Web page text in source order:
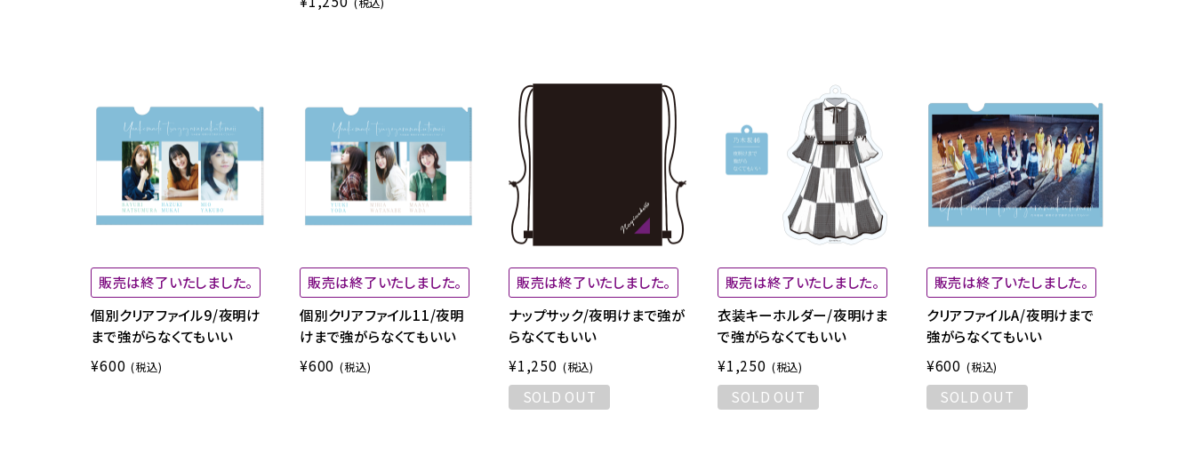
販売は終了いたしました。
個別クリアファイル9/夜明け
まで強がらなくてもいい
¥600 (税込)
販売は終了いたしました。
個別クリアファイル11/夜明
けまで強がらなくてもいい
¥600 (税込)
販売は終了いたしました。
ナップサック/夜明けまで強が
らなくてもいい
¥1,250 (税込)
SOLD OUT
販売は終了いたしました。
衣装キーホルダー/夜明けま
で強がらなくてもいい
¥1,250 (税込)
SOLD OUT
販売は終了いたしました。
クリアファイルA/夜明けまで
強がらなくてもいい
¥600 (税込)
SOLD OUT